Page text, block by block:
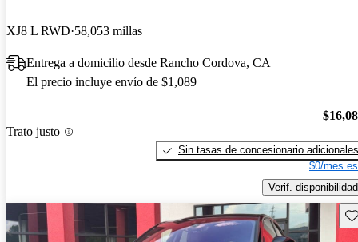
XJ8 L RWD 58,053 millas
Entrega a domicilio desde Rancho Cordova, CA
El precio incluye envío de $1,089
Trato justo
Sin tasas de concesionario adicionales
$0/mes
Verif. disponibilidad